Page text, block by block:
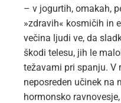
– v jogurtih, omakah,
»zdravih« kosmičih in
večina ljudi ve, da
škodi telesu, jih le
težavami pri spanju. V
neposreden učinek na
hormonsko